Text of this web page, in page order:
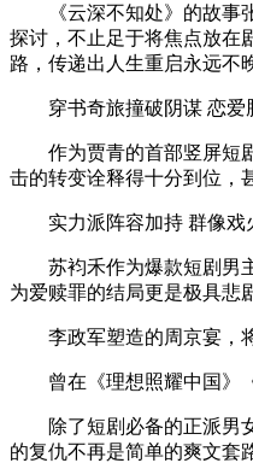
《云深不知处》的故事张
探讨，不止足于将焦点放在
路，传递出人生重启永远不
穿书奇旅撞破阴谋 恋爱
作为贾青的首部竖屏短剧
击的转变诠释得十分到位，
实力派阵容加持 群像戏
苏袀禾作为爆款短剧男主
为爱赎罪的结局更是极具悲
李政军塑造的周京宴，将
曾在《理想照耀中国》《
除了短剧必备的正派男女
的复仇不再是简单的爽文套